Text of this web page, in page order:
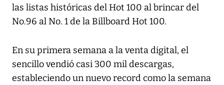
las listas históricas del Hot 100 al brincar del
No.96 al No. 1 de la Billboard Hot 100.
En su primera semana a la venta digital, el
sencillo vendió casi 300 mil descargas,
estableciendo un nuevo record como la semana